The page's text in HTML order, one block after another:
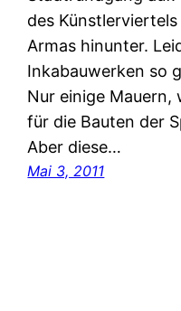
des
Armas hinunter.
Inkabauwerken so
Nur einige Mauern,
für die Bauten der
Aber diese…
Mai 3, 2011